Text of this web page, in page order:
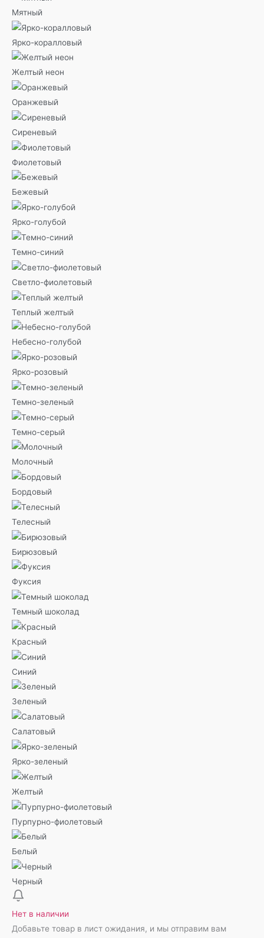
Мятный
Ярко-коралловый
Желтый неон
Оранжевый
Сиреневый
Фиолетовый
Бежевый
Ярко-голубой
Темно-синий
Светло-фиолетовый
Теплый желтый
Небесно-голубой
Ярко-розовый
Темно-зеленый
Темно-серый
Молочный
Бордовый
Телесный
Бирюзовый
Фуксия
Темный шоколад
Красный
Синий
Зеленый
Салатовый
Ярко-зеленый
Желтый
Пурпурно-фиолетовый
Белый
Черный
Нет в наличии
Добавьте товар в лист ожидания, и мы отправим вам